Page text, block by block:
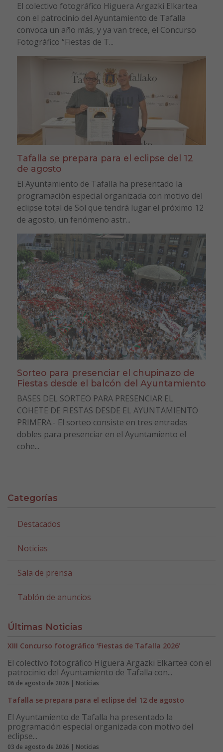
El colectivo fotográfico Higuera Argazki Elkartea
con el patrocinio del Ayuntamiento de Tafalla
convoca un año más, y ya van trece, el Concurso
Fotográfico “Fiestas de T...
Tafalla se prepara para el eclipse del 12
de agosto
El Ayuntamiento de Tafalla ha presentado la
programación especial organizada con motivo del
eclipse total de Sol que tendrá lugar el próximo 12
de agosto, un fenómeno astr...
Sorteo para presenciar el chupinazo de
Fiestas desde el balcón del Ayuntamiento
BASES DEL SORTEO PARA PRESENCIAR EL
COHETE DE FIESTAS DESDE EL AYUNTAMIENTO
PRIMERA.- El sorteo consiste en tres entradas
dobles para presenciar en el Ayuntamiento el
cohe...
Categorías
Destacados
Noticias
Sala de prensa
Tablón de anuncios
Últimas Noticias
XIII Concurso fotográfico ‘Fiestas de Tafalla 2026’
El colectivo fotográfico Higuera Argazki Elkartea con el
patrocinio del Ayuntamiento de Tafalla con...
06 de agosto de 2026 | Noticias
Tafalla se prepara para el eclipse del 12 de agosto
El Ayuntamiento de Tafalla ha presentado la
programación especial organizada con motivo del
eclipse...
03 de agosto de 2026 | Noticias